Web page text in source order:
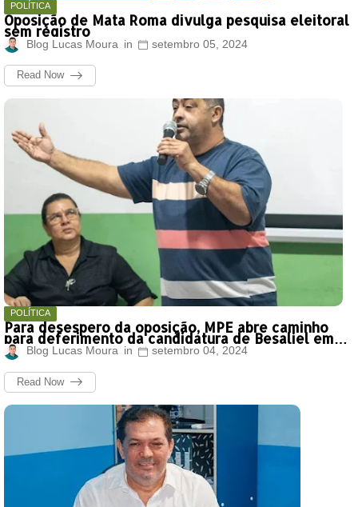
POLÍTICA
Oposição de Mata Roma divulga pesquisa eleitoral
sem registro
Blog Lucas Moura setembro 05, 2024
Read Now
POLÍTICA
Para desespero da oposição, MPE abre caminho
para deferimento da candidatura de Besaliel em
Mata Roma
Blog Lucas Moura setembro 04, 2024
Read Now